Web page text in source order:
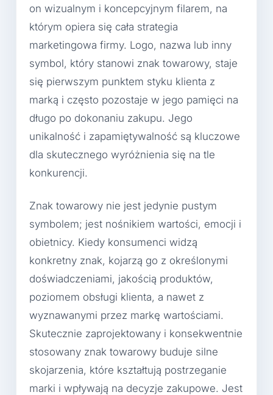
on wizualnym i koncepcyjnym filarem, na
którym opiera się cała strategia
marketingowa firmy. Logo, nazwa lub inny
symbol, który stanowi znak towarowy, staje
się pierwszym punktem styku klienta z
marką i często pozostaje w jego pamięci na
długo po dokonaniu zakupu. Jego
unikalność i zapamiętywalność są kluczowe
dla skutecznego wyróżnienia się na tle
konkurencji.
Znak towarowy nie jest jedynie pustym
symbolem; jest nośnikiem wartości, emocji i
obietnicy. Kiedy konsumenci widzą
konkretny znak, kojarzą go z określonymi
doświadczeniami, jakością produktów,
poziomem obsługi klienta, a nawet z
wyznawanymi przez markę wartościami.
Skutecznie zaprojektowany i konsekwentnie
stosowany znak towarowy buduje silne
skojarzenia, które kształtują postrzeganie
marki i wpływają na decyzje zakupowe. Jest